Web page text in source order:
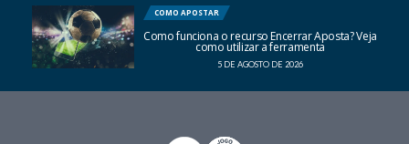
COMO APOSTAR
Como funciona o recurso Encerrar Aposta? Veja
como utilizar a ferramenta
5 DE AGOSTO DE 2026